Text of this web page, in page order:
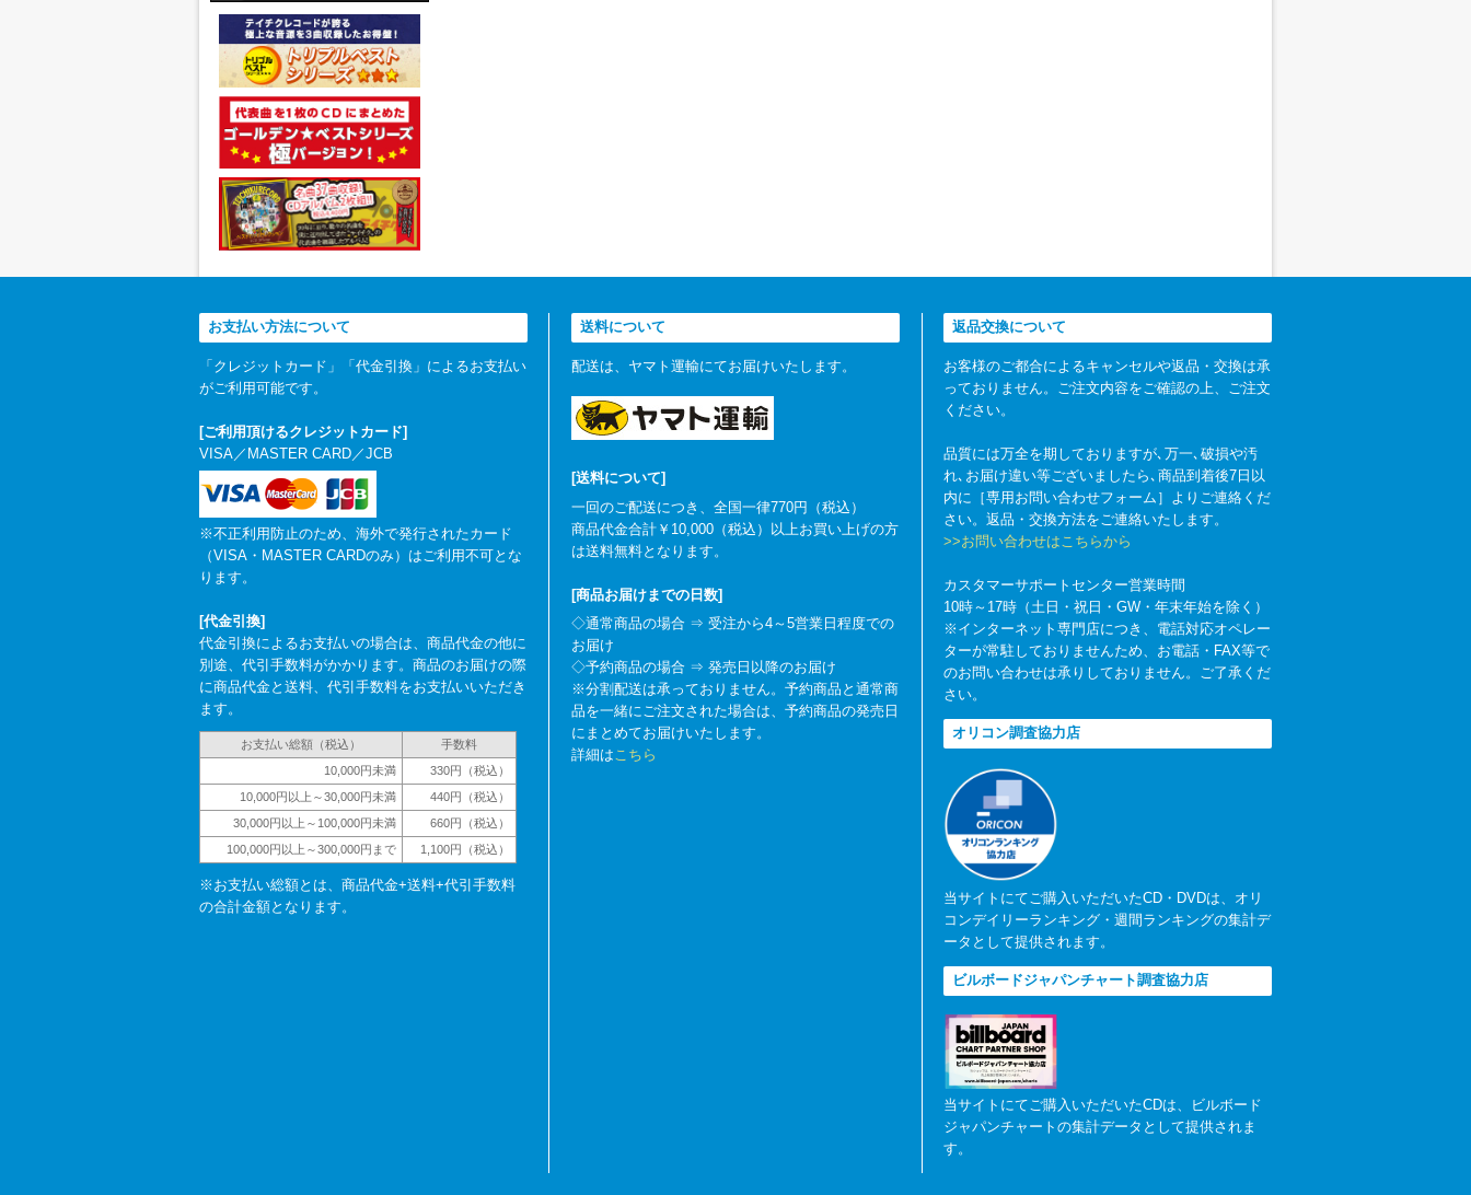
お支払い方法について
「クレジットカード」「代金引換」によるお支払い
がご利用可能です。
[ご利用頂けるクレジットカード]
VISA／MASTER CARD／JCB
※不正利用防止のため、海外で発行されたカード
（VISA・MASTER CARDのみ）はご利用不可とな
ります。
[代金引換]
代金引換によるお支払いの場合は、商品代金の他に
別途、代引手数料がかかります。商品のお届けの際
に商品代金と送料、代引手数料をお支払いいただき
ます。
お支払い総額（税込）
手数料
10,000円未満
330円（税込）
10,000円以上～30,000円未満
440円（税込）
30,000円以上～100,000円未満
660円（税込）
100,000円以上～300,000円まで
1,100円（税込）
※お支払い総額とは、商品代金+送料+代引手数料
の合計金額となります。
送料について
配送は、ヤマト運輸にてお届けいたします。
[送料について]
一回のご配送につき、全国一律770円（税込）
商品代金合計￥10,000（税込）以上お買い上げの方
は送料無料となります。
[商品お届けまでの日数]
◇通常商品の場合 ⇒ 受注から4～5営業日程度での
お届け
◇予約商品の場合 ⇒ 発売日以降のお届け
※分割配送は承っておりません。予約商品と通常商
品を一緒にご注文された場合は、予約商品の発売日
にまとめてお届けいたします。
詳細はこちら
返品交換について
お客様のご都合によるキャンセルや返品・交換は承
っておりません。ご注文内容をご確認の上、ご注文
ください。
品質には万全を期しておりますが､万一､破損や汚
れ､お届け違い等ございましたら､商品到着後7日以
内に［専用お問い合わせフォーム］よりご連絡くだ
さい。返品・交換方法をご連絡いたします。
>>お問い合わせはこちらから
カスタマーサポートセンター営業時間
10時～17時（土日・祝日・GW・年末年始を除く）
※インターネット専門店につき、電話対応オペレー
ターが常駐しておりませんため、お電話・FAX等で
のお問い合わせは承りしておりません。ご了承くだ
さい。
オリコン調査協力店
当サイトにてご購入いただいたCD・DVDは、オリ
コンデイリーランキング・週間ランキングの集計デ
ータとして提供されます。
ビルボードジャパンチャート調査協力店
当サイトにてご購入いただいたCDは、ビルボード
ジャパンチャートの集計データとして提供されま
す。